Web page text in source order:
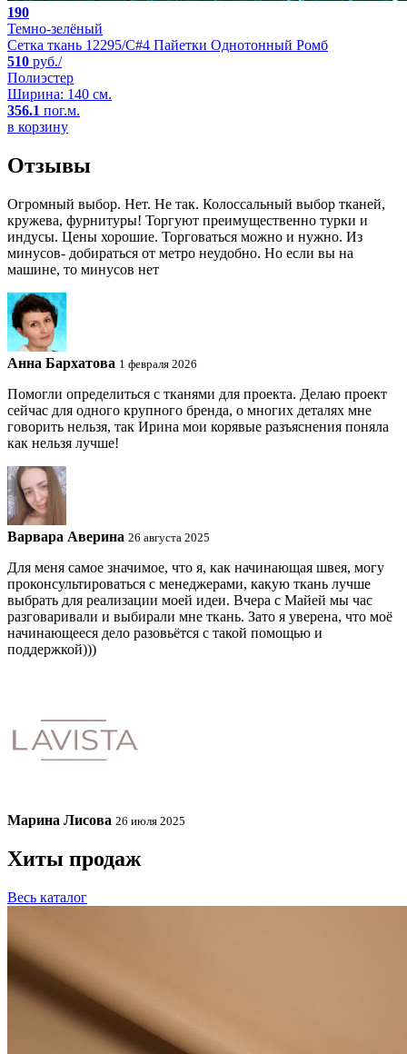
190
Темно-зелёный
Сетка ткань 12295/C#4 Пайетки Однотонный Ромб
510 руб./
Полиэстер
Ширина: 140 см.
356.1 пог.м.
в корзину
Отзывы
Огромный выбор. Нет. Не так. Колоссальный выбор тканей,
кружева, фурнитуры! Торгуют преимущественно турки и
индусы. Цены хорошие. Торговаться можно и нужно. Из
минусов- добираться от метро неудобно. Но если вы на
машине, то минусов нет
Анна Бархатова 1 февраля 2026
Помогли определиться с тканями для проекта. Делаю проект
сейчас для одного крупного бренда, о многих деталях мне
говорить нельзя, так Ирина мои корявые разъяснения поняла
как нельзя лучше!
Варвара Аверина 26 августа 2025
Для меня самое значимое, что я, как начинающая швея, могу
проконсультироваться с менеджерами, какую ткань лучше
выбрать для реализации моей идеи. Вчера с Майей мы час
разговаривали и выбирали мне ткань. Зато я уверена, что моё
начинающееся дело разовьётся с такой помощью и
поддержкой)))
Марина Лисова 26 июля 2025
Хиты продаж
Весь каталог